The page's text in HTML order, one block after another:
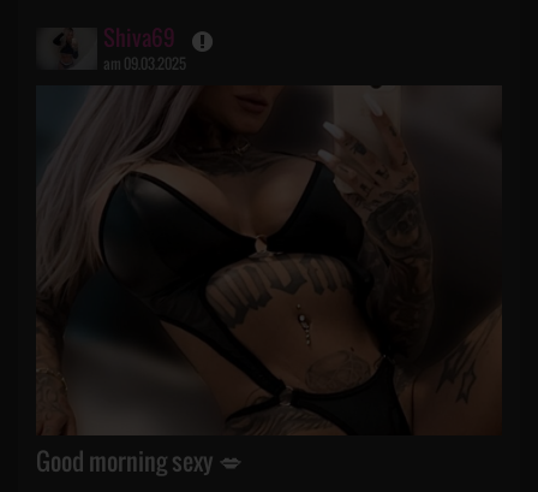
Shiva69
am 09.03.2025
Good morning sexy 💋